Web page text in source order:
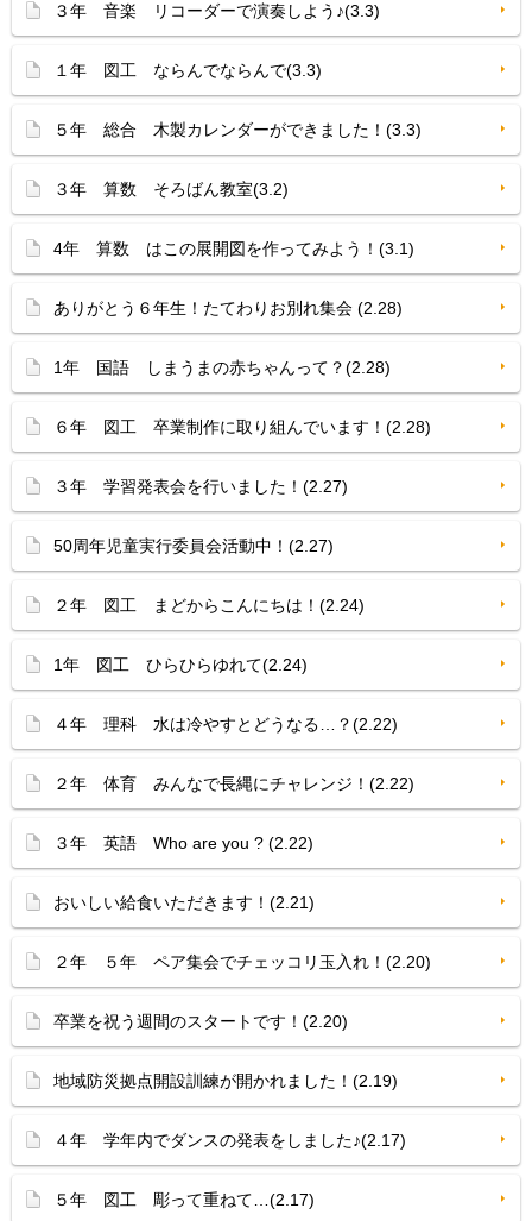
３年 音楽 リコーダーで演奏しよう♪(3.3)
１年 図工 ならんでならんで(3.3)
５年 総合 木製カレンダーができました！(3.3)
３年 算数 そろばん教室(3.2)
4年 算数 はこの展開図を作ってみよう！(3.1)
ありがとう６年生！たてわりお別れ集会 (2.28)
1年 国語 しまうまの赤ちゃんって？(2.28)
６年 図工 卒業制作に取り組んでいます！(2.28)
３年 学習発表会を行いました！(2.27)
50周年児童実行委員会活動中！(2.27)
２年 図工 まどからこんにちは！(2.24)
1年 図工 ひらひらゆれて(2.24)
４年 理科 水は冷やすとどうなる…？(2.22)
２年 体育 みんなで長縄にチャレンジ！(2.22)
３年 英語 Who are you ? (2.22)
おいしい給食いただきます！(2.21)
２年 ５年 ペア集会でチェッコリ玉入れ！(2.20)
卒業を祝う週間のスタートです！(2.20)
地域防災拠点開設訓練が開かれました！(2.19)
４年 学年内でダンスの発表をしました♪(2.17)
５年 図工 彫って重ねて…(2.17)